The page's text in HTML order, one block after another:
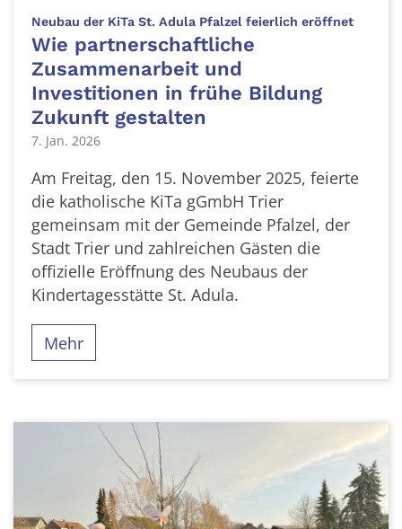
Neubau der KiTa St. Adula Pfalzel feierlich eröffnet:
Wie partnerschaftliche
Zusammenarbeit und
Investitionen in frühe Bildung
Zukunft gestalten
7. Jan. 2026
Am Freitag, den 15. November 2025, feierte
die katholische KiTa gGmbH Trier
gemeinsam mit der Gemeinde Pfalzel, der
Stadt Trier und zahlreichen Gästen die
offizielle Eröffnung des Neubaus der
Kindertagesstätte St. Adula.
Mehr